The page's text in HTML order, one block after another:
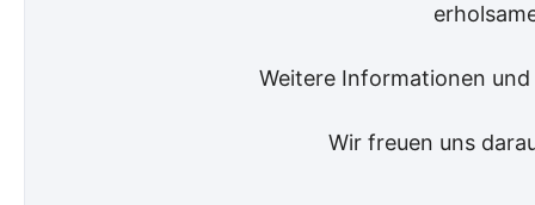
Weitere Informationen
Wir freuen uns